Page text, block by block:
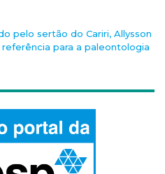
pelo sertão do Cariri, Allysson
para a paleontologia